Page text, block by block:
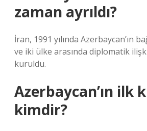
zaman ayrıldı?
İran, 1991 yılında Azerbaycan’ın
ve iki ülke arasında diplomatik
kuruldu.
Azerbaycan’ın ilk
kimdir?